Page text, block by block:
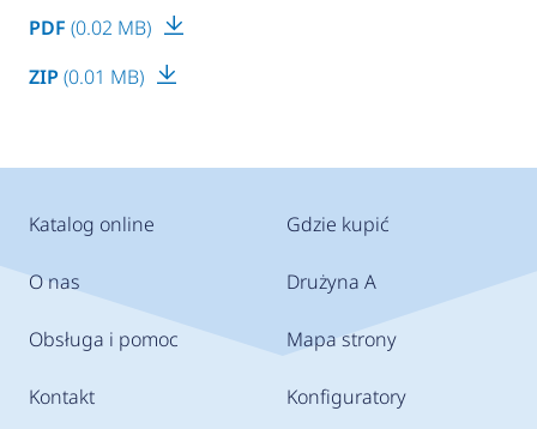
PDF (0.02 MB)
ZIP (0.01 MB)
Katalog online
O nas
Obsługa i pomoc
Kontakt
Gdzie kupić
Drużyna A
Mapa strony
Konfiguratory